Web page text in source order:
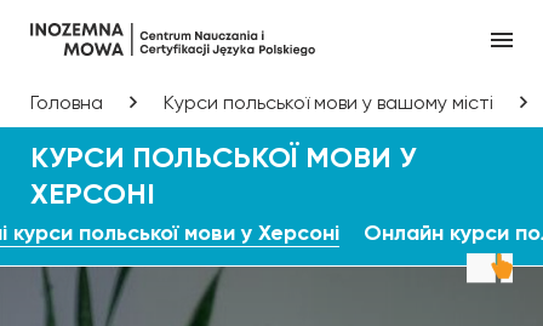
Головна Курси польської мови у вашому місті
КУРСИ ПОЛЬСЬКОЇ МОВИ У
ХЕРСОНІ
курси польської мови у Херсоні Онлайн курси